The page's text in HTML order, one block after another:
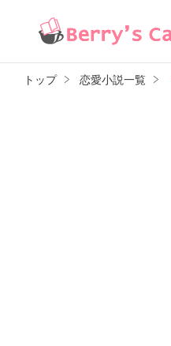
トップ 恋愛小説一覧